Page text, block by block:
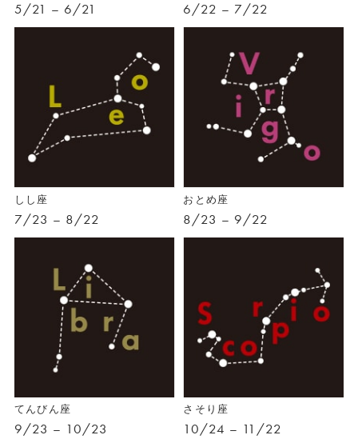
5/21 – 6/21 6/22 – 7/22
しし座
7/23 – 8/22
おとめ座
8/23 – 9/22
てんびん座
9/23 – 10/23
さそり座
10/24 – 11/22